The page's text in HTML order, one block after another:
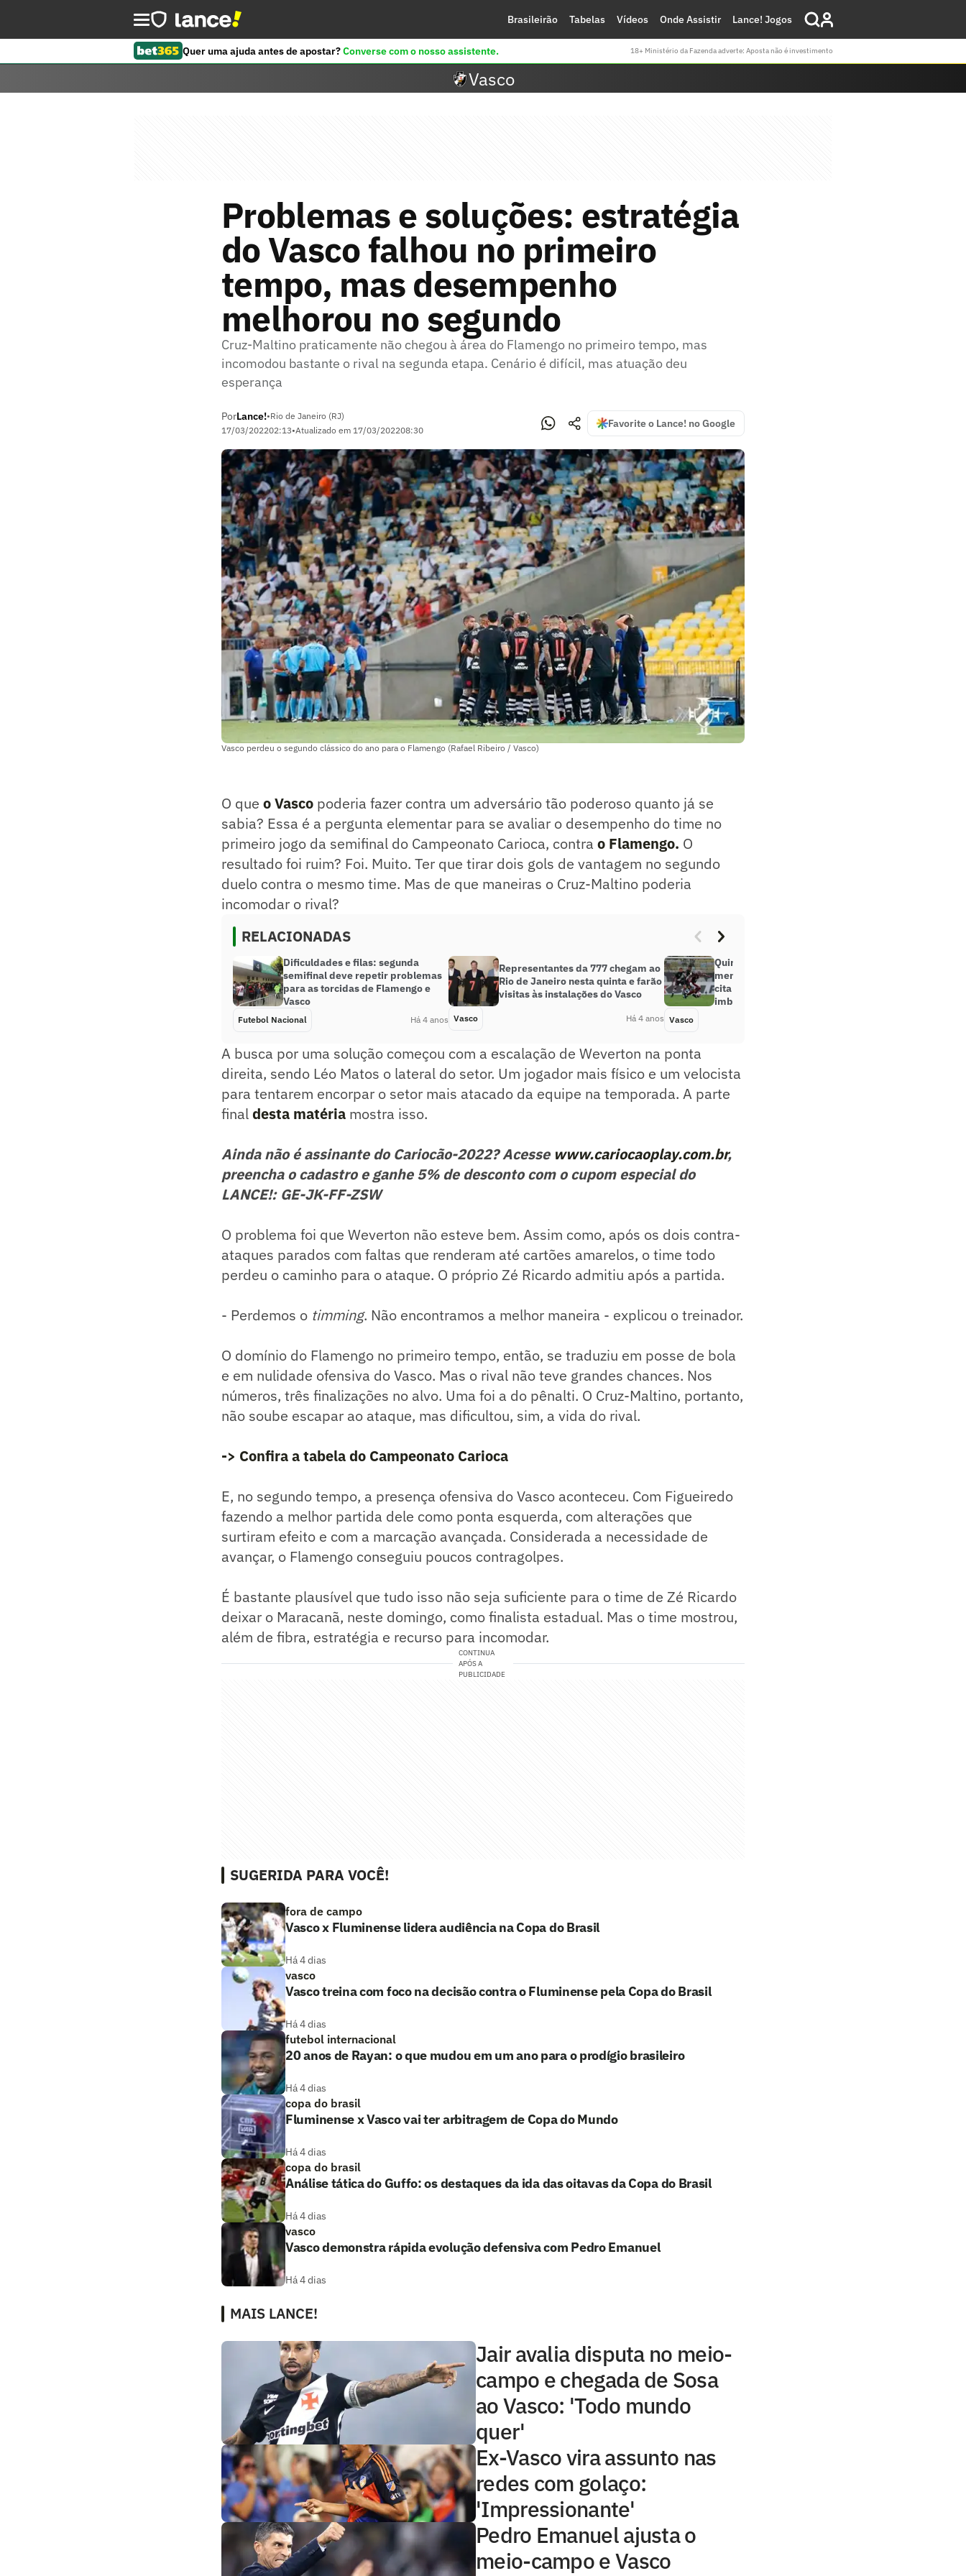
Brasileirão Tabelas Vídeos Onde Assistir Lance! Jogos
Quer uma ajuda antes de apostar?Converse com o nosso assistente. 18+ Ministério da Fazenda adverte: Aposta não é investimento
Vasco
Problemas e soluções: estratégia
do Vasco falhou no primeiro
tempo, mas desempenho
melhorou no segundo
Cruz-Maltino praticamente não chegou à área do Flamengo no primeiro tempo, mas
incomodou bastante o rival na segunda etapa. Cenário é difícil, mas atuação deu
esperança
PorLance!•Rio de Janeiro (RJ)
17/03/202202:13•Atualizado em 17/03/202208:30
Favorite o Lance! no Google
Vasco perdeu o segundo clássico do ano para o Flamengo (Rafael Ribeiro / Vasco)
O que o Vasco poderia fazer contra um adversário tão poderoso quanto já se
sabia? Essa é a pergunta elementar para se avaliar o desempenho do time no
primeiro jogo da semifinal do Campeonato Carioca, contra o Flamengo. O
resultado foi ruim? Foi. Muito. Ter que tirar dois gols de vantagem no segundo
duelo contra o mesmo time. Mas de que maneiras o Cruz-Maltino poderia
incomodar o rival?
RELACIONADAS
Dificuldades e filas: segunda
semifinal deve repetir problemas
para as torcidas de Flamengo e
Vasco
Futebol Nacional Há 4 anos
Representantes da 777 chegam ao
Rio de Janeiro nesta quinta e farão
visitas às instalações do Vasco
Vasco Há 4 anos
Quintero diz que Vasco teve outra
mentalidade no segundo tempo e
cita reação: ‘Nenhum time é
imbatível’
Vasco
A busca por uma solução começou com a escalação de Weverton na ponta
direita, sendo Léo Matos o lateral do setor. Um jogador mais físico e um velocista
para tentarem encorpar o setor mais atacado da equipe na temporada. A parte
finaldesta matéria mostra isso.
Ainda não é assinante do Cariocão-2022? Acesse www.cariocaoplay.com.br,
preencha o cadastro e ganhe 5% de desconto com o cupom especial do
LANCE!: GE-JK-FF-ZSW
O problema foi que Weverton não esteve bem. Assim como, após os dois contra-
ataques parados com faltas que renderam até cartões amarelos, o time todo
perdeu o caminho para o ataque. O próprio Zé Ricardo admitiu após a partida.
- Perdemos o timming. Não encontramos a melhor maneira - explicou o treinador.
O domínio do Flamengo no primeiro tempo, então, se traduziu em posse de bola
e em nulidade ofensiva do Vasco. Mas o rival não teve grandes chances. Nos
números, três finalizações no alvo. Uma foi a do pênalti. O Cruz-Maltino, portanto,
não soube escapar ao ataque, mas dificultou, sim, a vida do rival.
-> Confira a tabela do Campeonato Carioca
E, no segundo tempo, a presença ofensiva do Vasco aconteceu. Com Figueiredo
fazendo a melhor partida dele como ponta esquerda, com alterações que
surtiram efeito e com a marcação avançada. Considerada a necessidade de
avançar, o Flamengo conseguiu poucos contragolpes.
É bastante plausível que tudo isso não seja suficiente para o time de Zé Ricardo
deixar o Maracanã, neste domingo, como finalista estadual. Mas o time mostrou,
além de fibra, estratégia e recurso para incomodar.
CONTINUA
APÓS A
PUBLICIDADE
SUGERIDA PARA VOCÊ!
fora de campo
Vasco x Fluminense lidera audiência na Copa do Brasil
Há 4 dias
vasco
Vasco treina com foco na decisão contra o Fluminense pela Copa do Brasil
Há 4 dias
futebol internacional
20 anos de Rayan: o que mudou em um ano para o prodígio brasileiro
Há 4 dias
copa do brasil
Fluminense x Vasco vai ter arbitragem de Copa do Mundo
Há 4 dias
copa do brasil
Análise tática do Guffo: os destaques da ida das oitavas da Copa do Brasil
Há 4 dias
vasco
Vasco demonstra rápida evolução defensiva com Pedro Emanuel
Há 4 dias
MAIS LANCE!
Jair avalia disputa no meio-
campo e chegada de Sosa
ao Vasco: 'Todo mundo
quer'
Ex-Vasco vira assunto nas
redes com golaço:
'Impressionante'
Pedro Emanuel ajusta o
meio-campo e Vasco